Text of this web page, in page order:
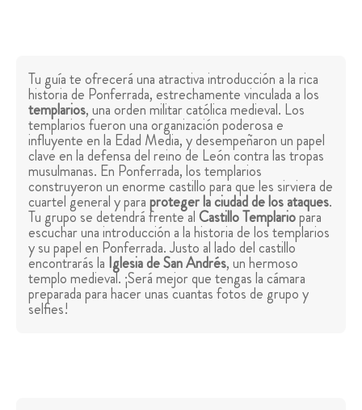
Tu guía te ofrecerá una atractiva introducción a la rica
historia de Ponferrada, estrechamente vinculada a los
templarios, una orden militar católica medieval. Los
templarios fueron una organización poderosa e
influyente en la Edad Media, y desempeñaron un papel
clave en la defensa del reino de León contra las tropas
musulmanas. En Ponferrada, los templarios
construyeron un enorme castillo para que les sirviera de
cuartel general y paraproteger la ciudad de los ataques.
Tu grupo se detendrá frente alCastillo Templariopara
escuchar una introducción a la historia de los templarios
y su papel en Ponferrada. Justo al lado del castillo
encontrarás la Iglesia de San Andrés, un hermoso
templo medieval. ¡Será mejor que tengas la cámara
preparada para hacer unas cuantas fotos de grupo y
selfies!